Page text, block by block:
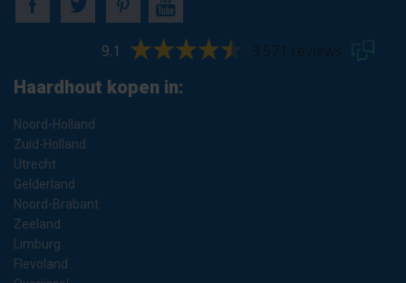
9.1 3.571 reviews
Haardhout kopen in:
Noord-Holland
Zuid-Holland
Utrecht
Gelderland
Noord-Brabant
Zeeland
Limburg
Flevoland